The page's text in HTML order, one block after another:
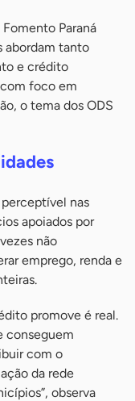
Paraná
abordam tanto
e crédito
foco em
o tema dos ODS
nas
apoiados por
não
emprego, renda e
promove é real.
conseguem
com o
da rede
observa